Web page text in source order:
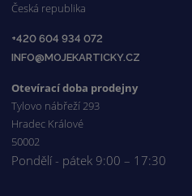
Česká republika
+420 604 934 072
INFO@MOJEKARTICKY.CZ
Otevírací doba prodejny
Tylovo nábřeží 293
Hradec Králové
50002
Pondělí - pátek 9:00 – 17:30